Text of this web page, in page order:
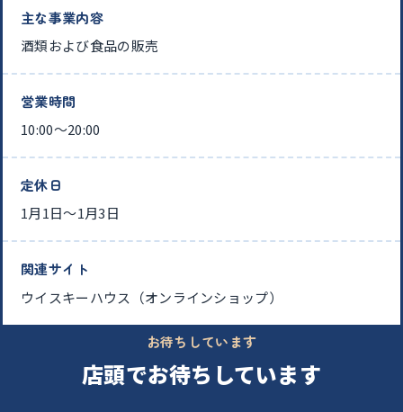
主な事業内容
酒類および食品の販売
営業時間
10:00〜20:00
定休日
1月1日〜1月3日
関連サイト
ウイスキーハウス（オンラインショップ）
お待ちしています
店頭でお待ちしています